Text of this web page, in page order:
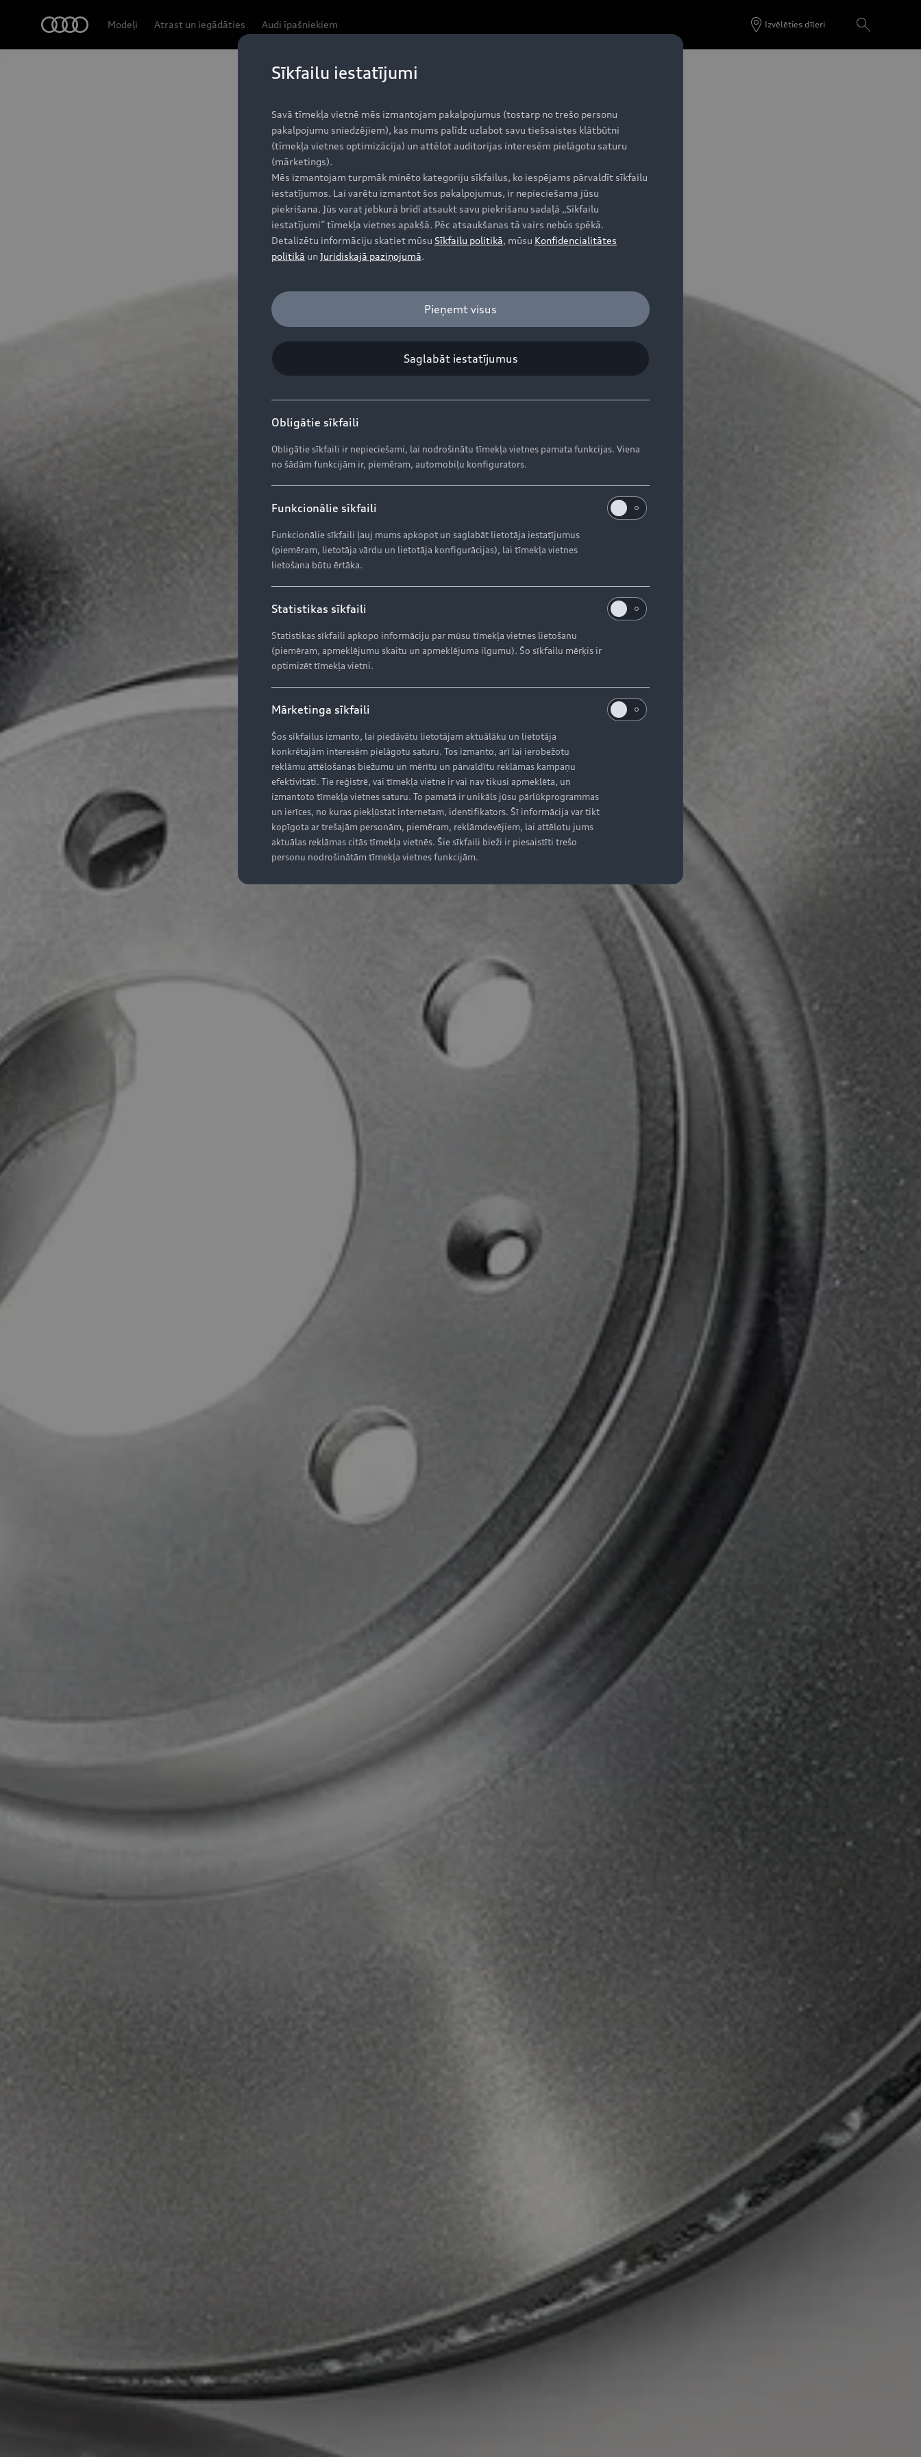
Sīkfailu iestatījumi
Savā tīmekļa vietnē mēs izmantojam pakalpojumus (tostarp no trešo personu
pakalpojumu sniedzējiem), kas mums palīdz uzlabot savu tiešsaistes klātbūtni
(tīmekļa vietnes optimizācija) un attēlot auditorijas interesēm pielāgotu saturu
(mārketings).
Mēs izmantojam turpmāk minēto kategoriju sīkfailus, ko iespējams pārvaldīt sīkfailu
iestatījumos. Lai varētu izmantot šos pakalpojumus, ir nepieciešama jūsu
piekrišana. Jūs varat jebkurā brīdī atsaukt savu piekrišanu sadaļā „Sīkfailu
iestatījumi” tīmekļa vietnes apakšā. Pēc atsaukšanas tā vairs nebūs spēkā.
Detalizētu informāciju skatiet mūsu Sīkfailu politikā, mūsu Konfidencialitātes
politikā unJuridiskajā paziņojumā.
Pieņemt visus
Saglabāt iestatījumus
Obligātie sīkfaili
Obligātie sīkfaili ir nepieciešami, lai nodrošinātu tīmekļa vietnes pamata funkcijas. Viena
no šādām funkcijām ir, piemēram, automobiļu konfigurators.
Funkcionālie sīkfaili
Funkcionālie sīkfaili ļauj mums apkopot un saglabāt lietotāja iestatījumus
(piemēram, lietotāja vārdu un lietotāja konfigurācijas), lai tīmekļa vietnes
lietošana būtu ērtāka.
Statistikas sīkfaili
Statistikas sīkfaili apkopo informāciju par mūsu tīmekļa vietnes lietošanu
(piemēram, apmeklējumu skaitu un apmeklējuma ilgumu). Šo sīkfailu mērķis ir
optimizēt tīmekļa vietni.
Mārketinga sīkfaili
Šos sīkfailus izmanto, lai piedāvātu lietotājam aktuālāku un lietotāja
konkrētajām interesēm pielāgotu saturu. Tos izmanto, arī lai ierobežotu
reklāmu attēlošanas biežumu un mērītu un pārvaldītu reklāmas kampaņu
efektivitāti. Tie reģistrē, vai tīmekļa vietne ir vai nav tikusi apmeklēta, un
izmantoto tīmekļa vietnes saturu. To pamatā ir unikāls jūsu pārlūkprogrammas
un ierīces, no kuras piekļūstat internetam, identifikators. Šī informācija var tikt
kopīgota ar trešajām personām, piemēram, reklāmdevējiem, lai attēlotu jums
aktuālas reklāmas citās tīmekļa vietnēs. Šie sīkfaili bieži ir piesaistīti trešo
personu nodrošinātām tīmekļa vietnes funkcijām.
Modeļi Atrast un iegādāties Audi īpašniekiem Izvēlēties dīleri